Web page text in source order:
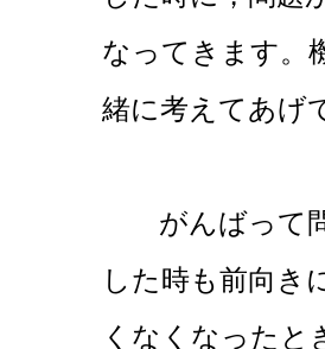
なってきます。
緒に考えてあげ
がんばって問
した時も前向き
くなくなったと